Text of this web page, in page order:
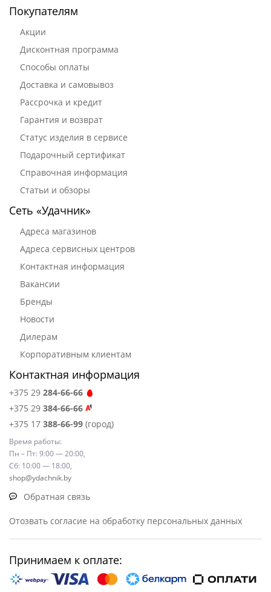
Покупателям
Акции
Дисконтная программа
Способы оплаты
Доставка и самовывоз
Рассрочка и кредит
Гарантия и возврат
Статус изделия в сервисе
Подарочный сертификат
Справочная информация
Статьи и обзоры
Сеть «Удачник»
Адреса магазинов
Адреса сервисных центров
Контактная информация
Вакансии
Бренды
Новости
Дилерам
Корпоративным клиентам
Контактная информация
+375 29 284-66-66
+375 29 384-66-66
+375 17 388-66-99 (город)
Время работы:
Пн – Пт: 9:00 — 20:00,
Сб: 10:00 — 18:00,
shop@ydachnik.by
Обратная связь
Отозвать согласие на обработку персональных данных
Принимаем к оплате: